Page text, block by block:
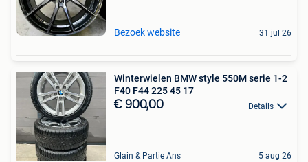
Bezoek website 31 jul 26
Winterwielen BMW style 550M serie 1-2
F40 F44 225 45 17
€ 900,00 Details
Glain & Partie Ans 5 aug 26